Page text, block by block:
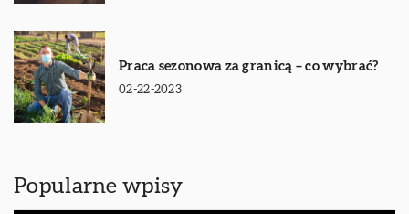
Praca sezonowa za granicą – co wybrać?
02-22-2023
Popularne wpisy